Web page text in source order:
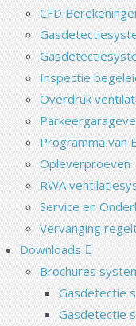
CFD
Inspectie
Overdruk
Programma van
Opleverproeven
RWA
Service en
Vervanging
Downloads
Brochures
Gasdetectie
Gasdetectie